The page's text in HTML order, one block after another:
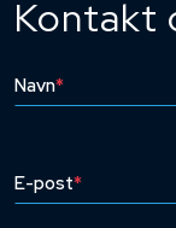
Kontakt
Navn*
E-post*